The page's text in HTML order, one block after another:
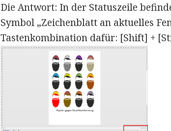
Die Antwort: In der Statuszeile
Symbol „Zeichenblatt an aktuelles
Tastenkombination dafür: [Shift] +